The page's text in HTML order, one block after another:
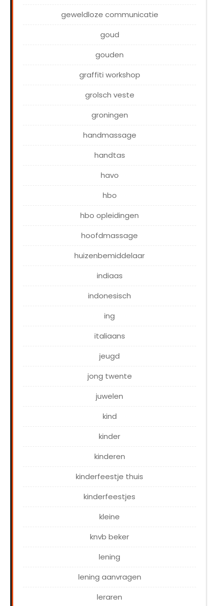
geweldloze communicatie
goud
gouden
graffiti workshop
grolsch veste
groningen
handmassage
handtas
havo
hbo
hbo opleidingen
hoofdmassage
huizenbemiddelaar
indiaas
indonesisch
ing
italiaans
jeugd
jong twente
juwelen
kind
kinder
kinderen
kinderfeestje thuis
kinderfeestjes
kleine
knvb beker
lening
lening aanvragen
leraren